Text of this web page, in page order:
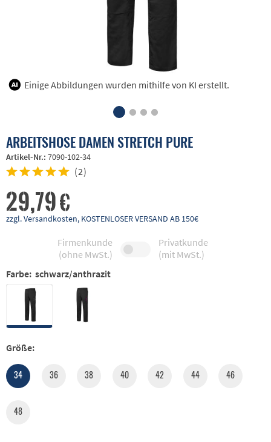
Einige Abbildungen wurden mithilfe von KI erstellt.
ARBEITSHOSE DAMEN STRETCH PURE
Artikel-Nr.: 7090-102-34
(2)
29,79 €
zzgl. Versandkosten, KOSTENLOSER VERSAND AB 150€
Firmenkunde
(ohne MwSt.)
Privatkunde
(mit MwSt.)
Farbe: schwarz/anthrazit
Größe:
34 36 38 40 42 44 46
48